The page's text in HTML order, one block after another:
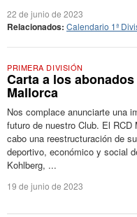
22 de junio de 2023
Relacionados: Calendario 1ª
PRIMERA DIVISIÓN
Carta a los
Mallorca
Nos complace anunciarte una
futuro de nuestro Club. El RCD
cabo una reestructuración de
deportivo, económico y social
Kohlberg, ...
19 de junio de 2023